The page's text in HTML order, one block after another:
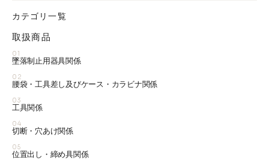
カテゴリ一覧
取扱商品
01
墜落制止用器具関係
02
腰袋・工具差し及びケース・カラビナ関係
03
工具関係
04
切断・穴あけ関係
05
位置出し・締め具関係